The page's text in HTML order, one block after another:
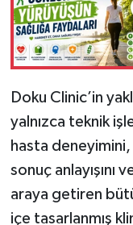
Doku Clinic’in
yalnızca teknik
hasta
sonuç
araya getiren
içe tasarlanmış